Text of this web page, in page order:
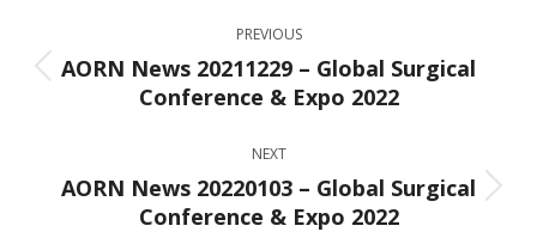
navigation
PREVIOUS
Previous
post:
AORN News 20211229 – Global Surgical
Conference & Expo 2022
NEXT
Next
post:
AORN News 20220103 – Global Surgical
Conference & Expo 2022